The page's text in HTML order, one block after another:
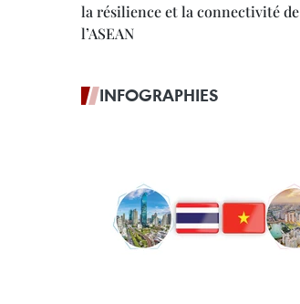
la résilience et la connectivité de
l’ASEAN
INFOGRAPHIES